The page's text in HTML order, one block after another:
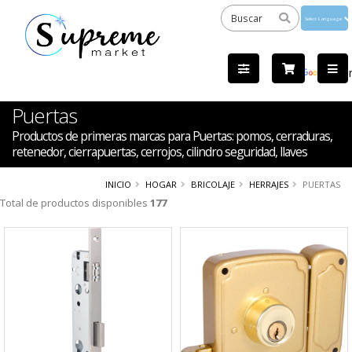
by
Puertas
Productos de primeras marcas para Puertas: pomos, cerraduras,
retenedor, cierrapuertas, cerrojos, cilindro seguridad, llaves
INICIO HOGAR BRICOLAJE HERRAJES PUERTAS
Total de productos disponibles 177